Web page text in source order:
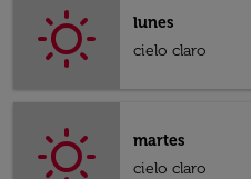
lunes
cielo claro
martes
cielo claro